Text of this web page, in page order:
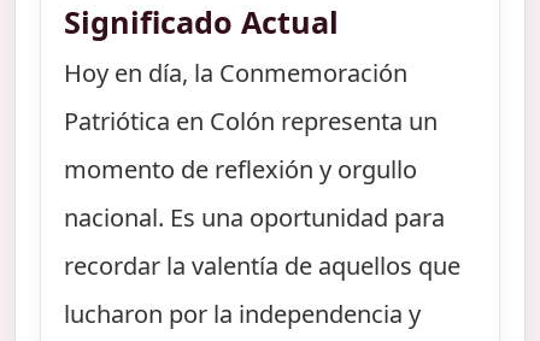
Significado Actual
Hoy en día, la Conmemoración
Patriótica en Colón representa un
momento de reflexión y orgullo
nacional. Es una oportunidad para
recordar la valentía de aquellos que
lucharon por la independencia y